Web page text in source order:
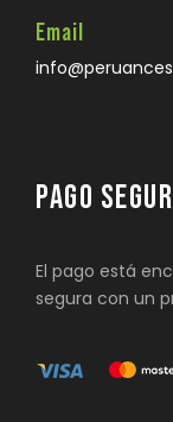
Email
PAGO
El pago está
segura con un